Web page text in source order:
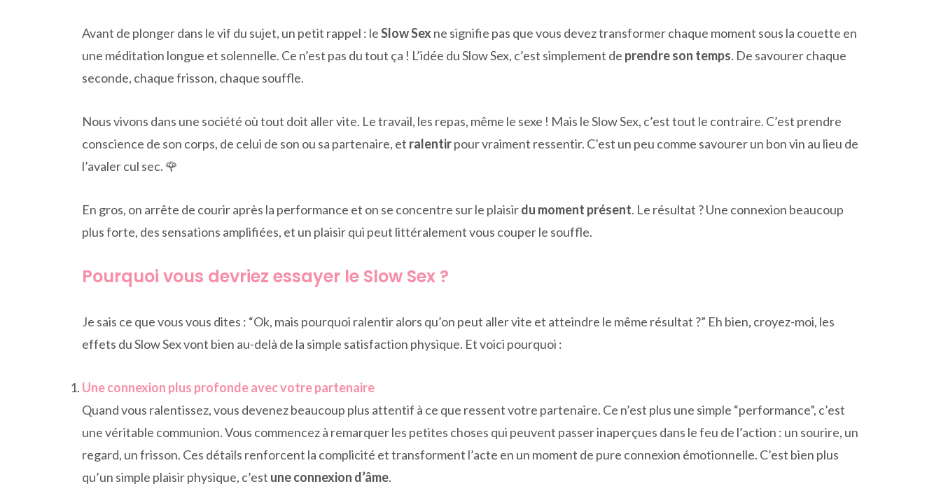
Avant de plonger dans le vif du sujet, un petit rappel : leSlow Sex ne signifie pas que vous devez transformer chaque moment sous la couette en
une méditation longue et solennelle. Ce n’est pas du tout ça ! L’idée du Slow Sex, c’est simplement de prendre son temps. De savourer chaque
seconde, chaque frisson, chaque souffle.
Nous vivons dans une société où tout doit aller vite. Le travail, les repas, même le sexe ! Mais le Slow Sex, c’est tout le contraire. C’est prendre
conscience de son corps, de celui de son ou sa partenaire, et ralentirpour vraiment ressentir. C’est un peu comme savourer un bon vin au lieu de
l’avaler cul sec. 🌹
En gros, on arrête de courir après la performance et on se concentre sur le plaisirdu moment présent. Le résultat ? Une connexion beaucoup
plus forte, des sensations amplifiées, et un plaisir qui peut littéralement vous couper le souffle.
Pourquoi vous devriez essayer le Slow Sex ?
Je sais ce que vous vous dites : “Ok, mais pourquoi ralentir alors qu’on peut aller vite et atteindre le même résultat ?” Eh bien, croyez-moi, les
effets du Slow Sex vont bien au-delà de la simple satisfaction physique. Et voici pourquoi :
Une connexion plus profonde avec votre partenaire
Quand vous ralentissez, vous devenez beaucoup plus attentif à ce que ressent votre partenaire. Ce n’est plus une simple “performance”, c’est
une véritable communion. Vous commencez à remarquer les petites choses qui peuvent passer inaperçues dans le feu de l’action : un sourire, un
regard, un frisson. Ces détails renforcent la complicité et transforment l’acte en un moment de pure connexion émotionnelle. C’est bien plus
qu’un simple plaisir physique, c’est une connexion d’âme.